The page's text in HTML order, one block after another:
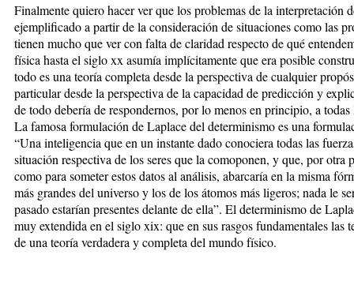
Finalmente quiero hacer ver que los problemas de la interpretación
ejemplificado a partir de la consideración de situaciones como las
tienen mucho que ver con falta de claridad respecto de qué
física hasta el siglo xx asumía implícitamente que era posible
todo es una teoría completa desde la perspectiva de cualquier
particular desde la perspectiva de la capacidad de predicción y
de todo debería de respondernos, por lo menos en principio, a
La famosa formulación de Laplace del determinismo es una
“Una inteligencia que en un instante dado conociera todas las
situación respectiva de los seres que la comoponen, y que, por otra
como para someter estos datos al análisis, abarcaría en la misma
más grandes del universo y los de los átomos más ligeros; nada le
pasado estarían presentes delante de ella”. El determinismo de
muy extendida en el siglo xix: que en sus rasgos fundamentales las
de una teoría verdadera y completa del mundo físico.